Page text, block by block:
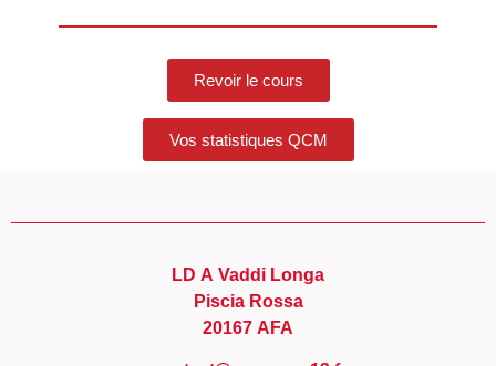
Revoir le cours
Vos statistiques QCM
LD A Vaddi Longa
Piscia Rossa
20167 AFA